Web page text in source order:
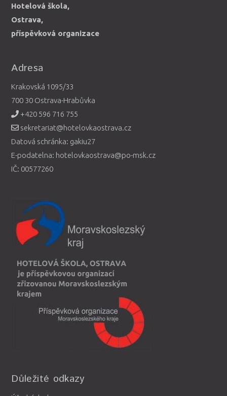
Hotelová škola,
Ostrava,
příspěvková organizace
Adresa
Krakovská 1095/33
700 30 Ostrava-Hrabůvka
+420 596 716 755
sekretariat@hotelovkaostrava.cz
Datová schránka: gakiu27
E-podatelna: hotelovkaostrava@po-msk.cz
IČ: 00577260
Důležité odkazy